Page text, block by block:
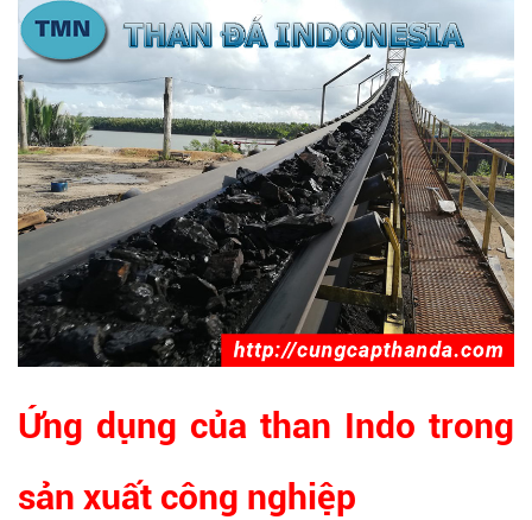
Ứng dụng của than Indo trong
sản xuất công nghiệp